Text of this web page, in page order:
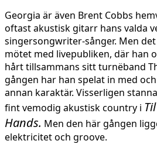
Georgia är även Brent Cobbs
oftast akustisk gitarr hans valda
singersongwriter-sånger. Men
mötet med livepubliken, där han
hårt tillsammans sitt turnëband
gången har han spelat in med
annan karaktär. Visserligen
fint vemodig akustisk country i
Hands. Men den här gången
elektricitet och groove.